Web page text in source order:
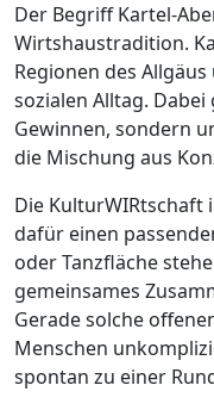
Der Begriff Kartel-
Wirtshaustradition.
Regionen des
sozialen Alltag.
Gewinnen, sondern
die Mischung aus
Die KulturWIRtschaft
dafür einen
oder Tanzfläche
gemeinsames
Gerade solche
Menschen
spontan zu einer